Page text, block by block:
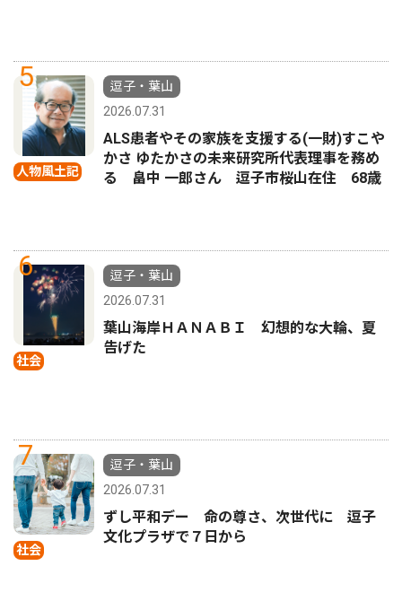
5
人物風土記
逗子・葉山
2026.07.31
ALS患者やその家族を支援する(一財)すこや
かさ ゆたかさの未来研究所代表理事を務め
る 畠中 一郎さん 逗子市桜山在住 68歳
6
社会
逗子・葉山
2026.07.31
葉山海岸ＨＡＮＡＢＩ 幻想的な大輪、夏
告げた
7
社会
逗子・葉山
2026.07.31
ずし平和デー 命の尊さ、次世代に 逗子
文化プラザで７日から